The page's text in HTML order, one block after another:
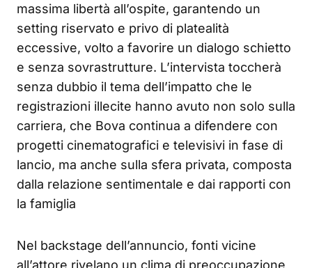
massima libertà all’ospite, garantendo un
setting riservato e privo di platealità
eccessive, volto a favorire un dialogo schietto
e senza sovrastrutture. L’intervista toccherà
senza dubbio il tema dell’impatto che le
registrazioni illecite hanno avuto non solo sulla
carriera, che Bova continua a difendere con
progetti cinematografici e televisivi in fase di
lancio, ma anche sulla sfera privata, composta
dalla relazione sentimentale e dai rapporti con
la famiglia
Nel backstage dell’annuncio, fonti vicine
all’attore rivelano un clima di preoccupazione